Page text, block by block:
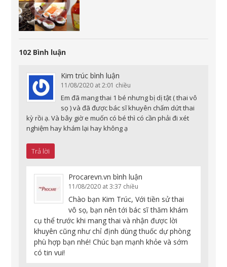
102 Bình luận
Kim trúc bình luận
11/08/2020 at 2:01 chiều
Em đã mang thai 1 bé nhưng bị dị tật ( thai vô
sọ ) và đã được bác sĩ khuyên chấm dứt thai
kỳ rồi ạ. Và bây giờ e muốn có bé thì có cần phải đi xét
nghiệm hay khám lại hay không ạ
Trả lời
Procarevn.vn bình luận
11/08/2020 at 3:37 chiều
Chào bạn Kim Trúc, Với tiền sử thai
vô sọ, bạn nên tới bác sĩ thăm khám
cụ thể trước khi mang thai và nhận được lời
khuyên cũng như chỉ định dùng thuốc dự phòng
phù hợp bạn nhé! Chúc bạn mạnh khỏe và sớm
có tin vui!